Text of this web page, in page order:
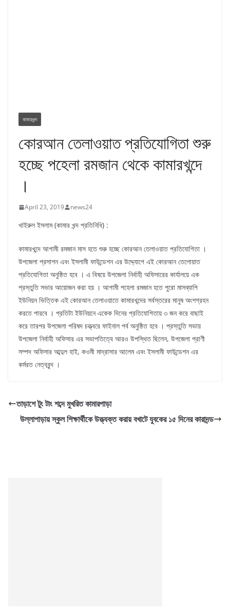
কামারখন্দ
কোরআন তেলাওয়াত প্রতিযোগিতা শুরু
হচ্ছে পহেলা রমজান থেকে কামারখন্দে
।
April 23, 2019 news24
খাইরুল ইসলাম (কামার খন্দ প্রতিনিধি) :
কামারখন্দে আগামী রমজান মাস হতে শুরু হচ্ছে কোরআন তেলাওয়াত প্রতিযোগিতা ।
উপজেলা প্রসাশন এবং ইসলামী ফাউন্ডেশন এর উদ্দ্যোগে এই কোরআন তেলোয়াত
প্রতিযোগিতা অনুষ্ঠিত হবে । এ বিষয়ে উপজেলা নির্বাহী অফিসারের কার্যালয়ে এক
প্রস্তুতি সভার আয়োজন করা হয় । আগামী পহেলা রমজান হতে পুরো মাসব্যাপি
ইউনিয়ন ভিত্তিক এই কোরআন তেলাওয়াতে কামারখন্দের সর্বস্তরের মানুষ অংশগ্রহন
করতে পারবে । প্রতিটা ইউনিয়নে একেক দিনের প্রতিযোগিতায় ৩ জন করে বাছাই
করে তারপর উপজেলা পরিষদ চত্ত্বরে ফাইনাল পর্ব অনুষ্ঠিত হবে । প্রস্তুতি সভায়
উপজেলা নির্বাহী অফিসার এর সভাপতিত্বে আরও উপস্থিত ছিলেন, উপজেলা প্রাণী
সম্পদ অফিসার আব্দুল হাই, কওমী মাদ্রাসার আলেম এবং ইসলামী ফাউন্ডেশন এর
কর্মরত নেত্ববৃন্দ ।
তাড়াশে টুং টাং শব্দে মুখরিত কামারপাড়া
উল্লাপাড়ায় স্কুল শিক্ষার্থীকে উত্ত্যক্ত করায় বখাটে যুবকের ১৫ দিনের কারাদন্ড